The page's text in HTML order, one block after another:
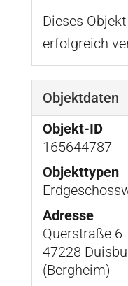
Dieses
erfolgreich
Objektdaten
Objekt-ID
165644787
Objekttypen
Adresse
Querstraße 6
47228
(Bergheim)